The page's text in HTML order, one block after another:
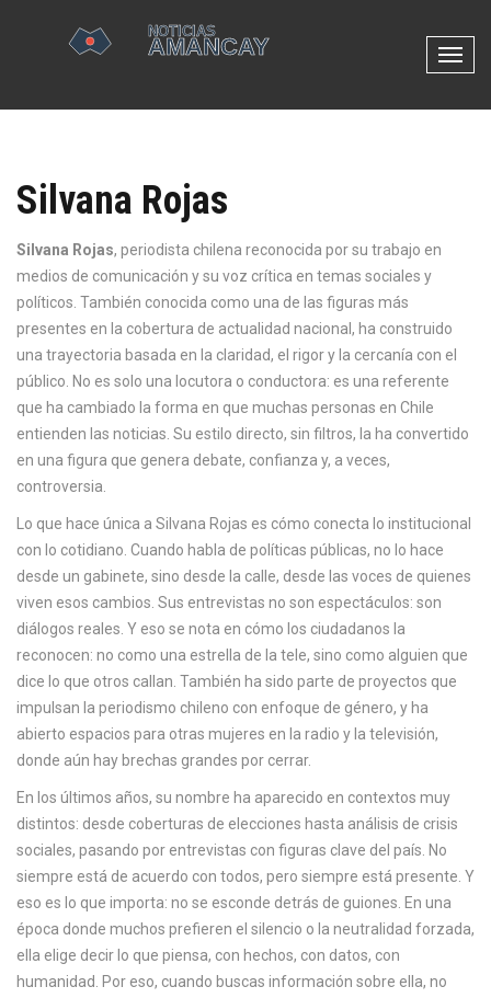
N
v
d
e
l
a
Silvana Rojas
Silvana Rojas, periodista chilena reconocida por su trabajo en
medios de comunicación y su voz crítica en temas sociales y
políticos . También conocida como una de las figuras más
presentes en la cobertura de actualidad nacional, ha construido
una trayectoria basada en la claridad, el rigor y la cercanía con el
público. No es solo una locutora o conductora: es una referente
que ha cambiado la forma en que muchas personas en Chile
entienden las noticias. Su estilo directo, sin filtros, la ha convertido
en una figura que genera debate, confianza y, a veces,
controversia.
Lo que hace única a Silvana Rojas es cómo conecta lo institucional
con lo cotidiano. Cuando habla de políticas públicas, no lo hace
desde un gabinete, sino desde la calle, desde las voces de quienes
viven esos cambios. Sus entrevistas no son espectáculos: son
diálogos reales. Y eso se nota en cómo los ciudadanos la
reconocen: no como una estrella de la tele, sino como alguien que
dice lo que otros callan. También ha sido parte de proyectos que
impulsan la periodismo chileno con enfoque de género, y ha
abierto espacios para otras mujeres en la radio y la televisión,
donde aún hay brechas grandes por cerrar.
En los últimos años, su nombre ha aparecido en contextos muy
distintos: desde coberturas de elecciones hasta análisis de crisis
sociales, pasando por entrevistas con figuras clave del país. No
siempre está de acuerdo con todos, pero siempre está presente. Y
eso es lo que importa: no se esconde detrás de guiones. En una
época donde muchos prefieren el silencio o la neutralidad forzada,
ella elige decir lo que piensa, con hechos, con datos, con
humanidad. Por eso, cuando buscas información sobre ella, no